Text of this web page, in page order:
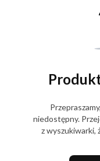
niedostępny.
z wyszukiwarki,